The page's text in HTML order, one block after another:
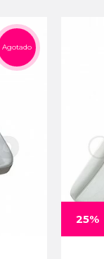
Agotado
25%